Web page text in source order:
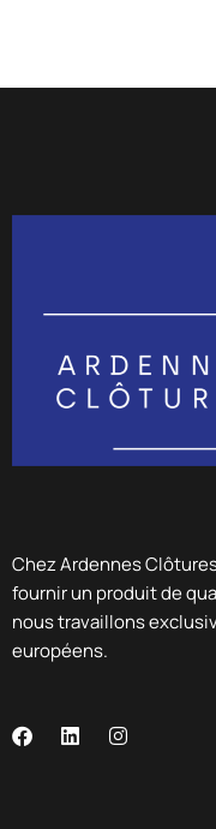
Chez Ardennes
fournir un produit de
nous travaillons
européens.